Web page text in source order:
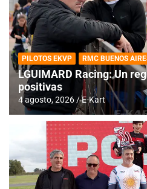
PILOTOS EKVP RMC BUENOS
LGUIMARD Racing: Un
positivas
4 agosto, 2026 E-Kart